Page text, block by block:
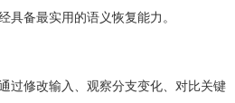
具备最实用的语义恢复能力。
过修改输入、观察分支变化、对比关键